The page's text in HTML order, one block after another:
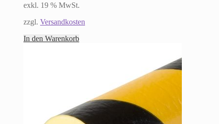
exkl. 19 % MwSt.
zzgl. Versandkosten
In den Warenkorb